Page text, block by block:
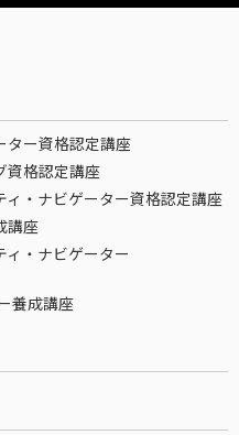
ター資格認定講座
資格認定講座
・ナビゲーター資格認定講座
講座
・ナビゲーター
養成講座